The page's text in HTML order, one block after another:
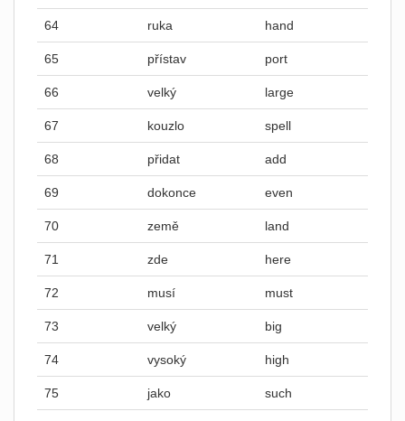
64 ruka hand
65 přístav port
66 velký large
67 kouzlo spell
68 přidat add
69 dokonce even
70 země land
71 zde here
72 musí must
73 velký big
74 vysoký high
75 jako such